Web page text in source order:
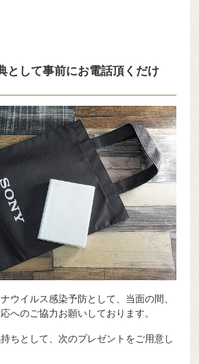
として事前にお電話頂くだけ
ウイルス感染予防として、当面の間、
へのご協力お願いしております。
ちとして、次のプレゼントをご用意し